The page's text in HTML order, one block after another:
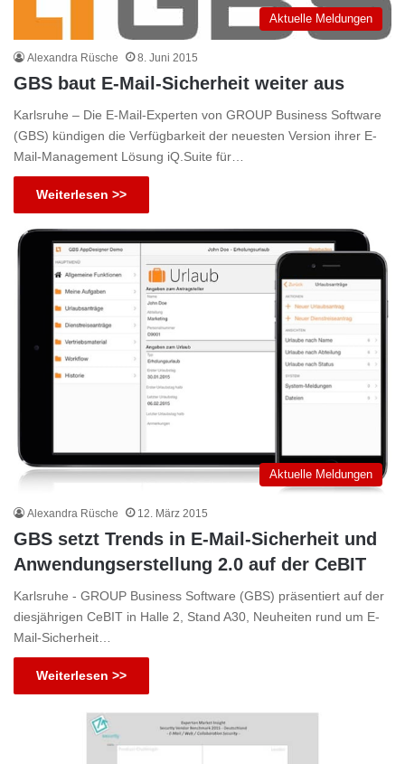
Aktuelle Meldungen
Alexandra Rüsche 8. Juni 2015
GBS baut E-Mail-Sicherheit weiter aus
Karlsruhe – Die E-Mail-Experten von GROUP Business Software
(GBS) kündigen die Verfügbarkeit der neuesten Version ihrer E-
Mail-Management Lösung iQ.Suite für…
Weiterlesen >>
Aktuelle Meldungen
Alexandra Rüsche 12. März 2015
GBS setzt Trends in E-Mail-Sicherheit und
Anwendungserstellung 2.0 auf der CeBIT
Karlsruhe - GROUP Business Software (GBS) präsentiert auf der
diesjährigen CeBIT in Halle 2, Stand A30, Neuheiten rund um E-
Mail-Sicherheit…
Weiterlesen >>